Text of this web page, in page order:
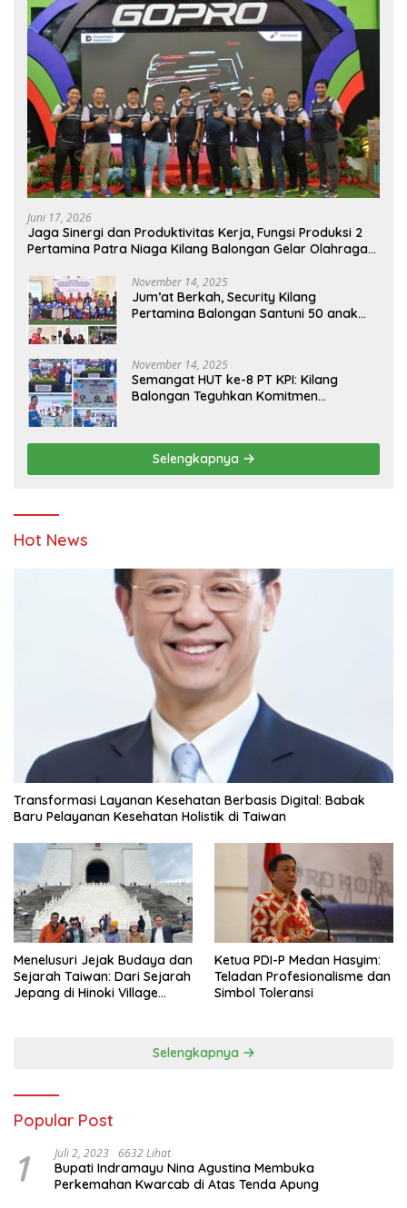
Juni 17, 2026
Jaga Sinergi dan Produktivitas Kerja, Fungsi Produksi 2
Pertamina Patra Niaga Kilang Balongan Gelar Olahraga
November 14, 2025
Jum’at Berkah, Security Kilang
Pertamina Balongan Santuni 50 anak
November 14, 2025
Semangat HUT ke-8 PT KPI: Kilang
Balongan Teguhkan Komitmen
Pendidikan
Selengkapnya
Hot News
Transformasi Layanan Kesehatan Berbasis Digital: Babak
Baru Pelayanan Kesehatan Holistik di Taiwan
Menelusuri Jejak Budaya dan
Sejarah Taiwan: Dari Sejarah
Jepang di Hinoki Village
Ketua PDI-P Medan Hasyim:
Teladan Profesionalisme dan
Simbol Toleransi
Selengkapnya
Popular Post
1 Juli 2, 2023 6632 Lihat
Bupati Indramayu Nina Agustina Membuka
Perkemahan Kwarcab di Atas Tenda Apung